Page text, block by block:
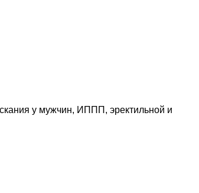
у мужчин, ИППП, эректильной и